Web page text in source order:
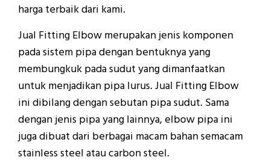
harga terbaik dari kami.
Jual Fitting Elbow merupakan jenis komponen
pada sistem pipa dengan bentuknya yang
membungkuk pada sudut yang dimanfaatkan
untuk menjadikan pipa lurus. Jual Fitting Elbow
ini dibilang dengan sebutan pipa sudut. Sama
dengan jenis pipa yang lainnya, elbow pipa ini
juga dibuat dari berbagai macam bahan semacam
stainless steel atau carbon steel.